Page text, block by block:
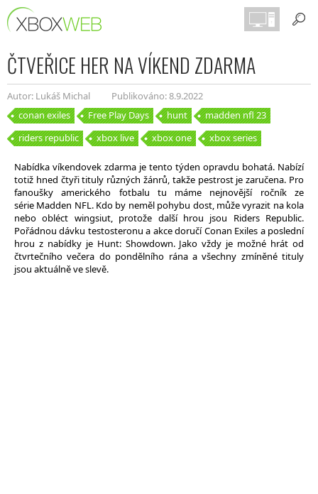
ČTVEŘICE HER NA VÍKEND ZDARMA
Autor: Lukáš Michal
Publikováno: 8.9.2022
conan exiles
Free Play Days hunt
madden nfl 23
riders republic
xbox live xbox one xbox series
Nabídka víkendovek zdarma je tento týden opravdu bohatá. Nabízí
totiž hned čtyři tituly různých žánrů, takže pestrost je zaručena. Pro
fanoušky amerického fotbalu tu máme nejnovější ročník ze
série Madden NFL. Kdo by neměl pohybu dost, může vyrazit na kola
nebo obléct wingsiut, protože další hrou jsou Riders Republic.
Pořádnou dávku testosteronu a akce doručí Conan Exiles a poslední
hrou z nabídky je Hunt: Showdown. Jako vždy je možné hrát od
čtvrtečního večera do pondělního rána a všechny zmíněné tituly
jsou aktuálně ve slevě.